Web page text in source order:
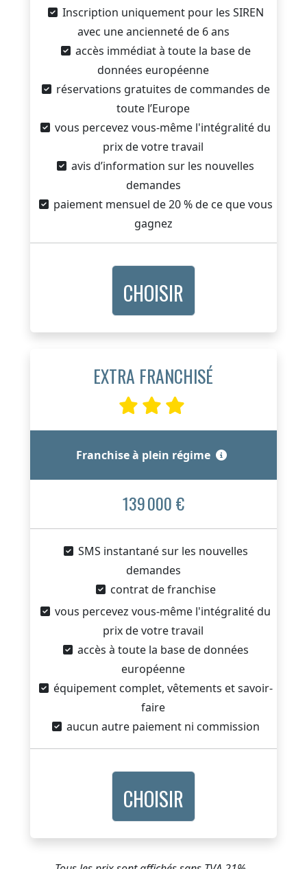
Inscription uniquement pour les SIREN
avec une ancienneté de 6 ans
accès immédiat à toute la base de
données européenne
réservations gratuites de commandes de
toute l’Europe
vous percevez vous-même l'intégralité du
prix de votre travail
avis d’information sur les nouvelles
demandes
paiement mensuel de 20 % de ce que vous
gagnez
CHOISIR
EXTRA FRANCHISÉ
Franchise à plein régime
139 000 €
SMS instantané sur les nouvelles
demandes
contrat de franchise
vous percevez vous-même l'intégralité du
prix de votre travail
accès à toute la base de données
européenne
équipement complet, vêtements et savoir-
faire
aucun autre paiement ni commission
CHOISIR